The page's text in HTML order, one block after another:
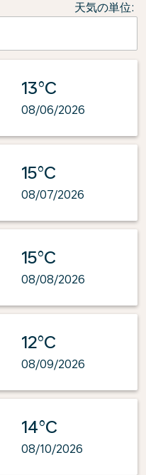
天気の単位:
13°C
08/06/2026
15°C
08/07/2026
15°C
08/08/2026
12°C
08/09/2026
14°C
08/10/2026